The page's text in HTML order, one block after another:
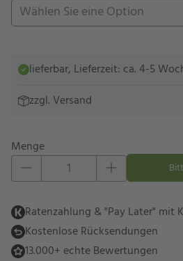
Wählen Sie eine Option
lieferbar, Lieferzeit: ca. 4-5
zzgl. Versand
Menge
Eins hinzufügen Eins
Ratenzahlung & "Pay Later" mit
Kostenlose Rücksendungen
13.000+ echte Bewertungen